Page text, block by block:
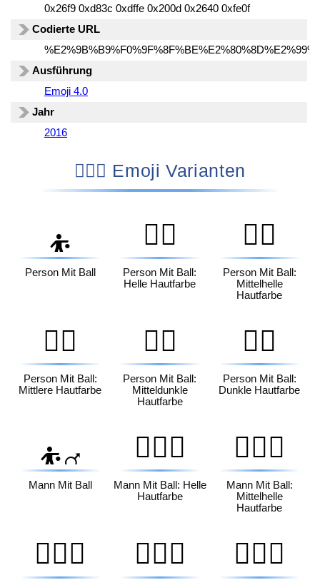
0x26f9 0xd83c 0xdffe 0x200d 0x2640 0xfe0f
Codierte URL
Ausführung
Emoji 4.0
Jahr
2016
⛹🏾‍♀️ Emoji Varianten
⛹️
Person Mit Ball
⛹🏻
Person Mit Ball:
Helle Hautfarbe
⛹🏼
Person Mit Ball:
Mittelhelle
Hautfarbe
⛹🏽
Person Mit Ball:
Mittlere Hautfarbe
⛹🏾
Person Mit Ball:
Mitteldunkle
Hautfarbe
⛹🏿
Person Mit Ball:
Dunkle Hautfarbe
⛹️‍♂️
Mann Mit Ball
⛹🏻‍♂️
Mann Mit Ball: Helle
Hautfarbe
⛹🏼‍♂️
Mann Mit Ball:
Mittelhelle
Hautfarbe
⛹🏽‍♂️ ⛹🏾‍♂️ ⛹🏿‍♂️